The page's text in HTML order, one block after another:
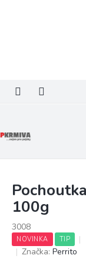
100g
3008
NOVINKA TIP
Značka: Perrito